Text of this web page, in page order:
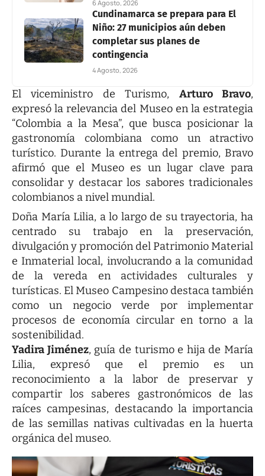
6 Agosto, 2026
Cundinamarca se prepara para El
Niño: 27 municipios aún deben
completar sus planes de
contingencia
4 Agosto, 2026
El viceministro de Turismo, Arturo Bravo,
expresó la relevancia del Museo en la estrategia
“Colombia a la Mesa”, que busca posicionar la
gastronomía colombiana como un atractivo
turístico. Durante la entrega del premio, Bravo
afirmó que el Museo es un lugar clave para
consolidar y destacar los sabores tradicionales
colombianos a nivel mundial.
Doña María Lilia, a lo largo de su trayectoria, ha
centrado su trabajo en la preservación,
divulgación y promoción del Patrimonio Material
e Inmaterial local, involucrando a la comunidad
de la vereda en actividades culturales y
turísticas. El Museo Campesino destaca también
como un negocio verde por implementar
procesos de economía circular en torno a la
sostenibilidad.
Yadira Jiménez, guía de turismo e hija de María
Lilia, expresó que el premio es un
reconocimiento a la labor de preservar y
compartir los saberes gastronómicos de las
raíces campesinas, destacando la importancia
de las semillas nativas cultivadas en la huerta
orgánica del museo.